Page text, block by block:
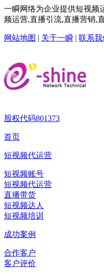
一瞬网络为企业提供短视频
频运营,直播引流,直播营销,
网站地图 | 关于一瞬 | 联系我
股权代码801373
首页
短视频代运营
短视频账号
短视频代运营
直播带货
短视频达人
短视频培训
成功案例
合作客户
客户评价